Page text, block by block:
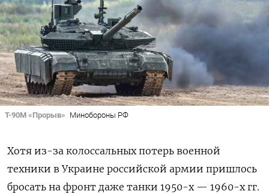
T-90M «Прорыв» Минобороны РФ
Хотя из-за колоссальных потерь военной
техники в Украине российской армии пришлось
бросать на фронт даже танки 1950-х — 1960-х гг.